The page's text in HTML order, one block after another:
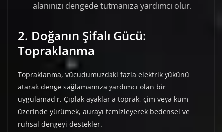
alanınızı dengede tutmanıza yardımcı olur.
2. Doğanın Şifalı Gücü:
Topraklanma
Topraklanma, vücudumuzdaki fazla elektrik yükünü
atarak denge sağlamamıza yardımcı olan bir
uygulamadır. Çıplak ayaklarla toprak, çim veya kum
üzerinde yürümek, aurayı temizleyerek bedensel ve
ruhsal dengeyi destekler.